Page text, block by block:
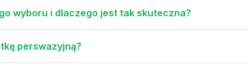
wyboru i dlaczego jest tak skuteczna?
perswazyjną?